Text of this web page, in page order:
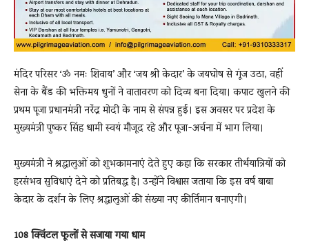
मंदिर परिसर ‘ॐ नमः शिवाय’ और ‘जय श्री केदार’ के जयघोष से गूंज उठा, वहीं
सेना के बैंड की भक्तिमय धुनों ने वातावरण को दिव्य बना दिया। कपाट खुलने की
प्रथम पूजा प्रधानमंत्री नरेंद्र मोदी के नाम से संपन्न हुई। इस अवसर पर प्रदेश के
मुख्यमंत्री पुष्कर सिंह धामी स्वयं मौजूद रहे और पूजा-अर्चना में भाग लिया।
मुख्यमंत्री ने श्रद्धालुओं को शुभकामनाएं देते हुए कहा कि सरकार तीर्थयात्रियों को
हरसंभव सुविधाएं देने को प्रतिबद्ध है। उन्होंने विश्वास जताया कि इस वर्ष बाबा
केदार के दर्शन के लिए श्रद्धालुओं की संख्या नए कीर्तिमान बनाएगी।
108 क्विंटल फूलों से सजाया गया धाम